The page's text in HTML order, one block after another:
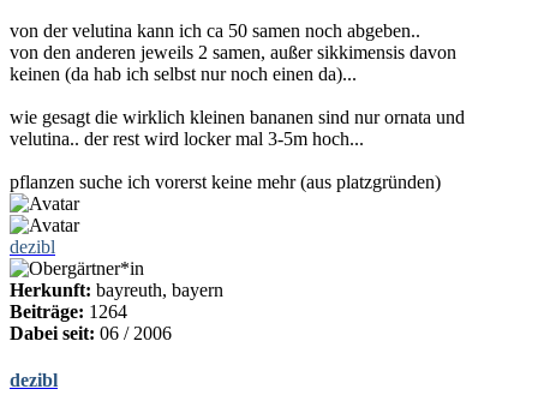
von der velutina kann ich ca 50 samen noch abgeben..
von den anderen jeweils 2 samen, außer sikkimensis davon
keinen (da hab ich selbst nur noch einen da)...
wie gesagt die wirklich kleinen bananen sind nur ornata und
velutina.. der rest wird locker mal 3-5m hoch...
pflanzen suche ich vorerst keine mehr (aus platzgründen)
dezibl
Herkunft: bayreuth, bayern
Beiträge: 1264
Dabei seit: 06 / 2006
dezibl